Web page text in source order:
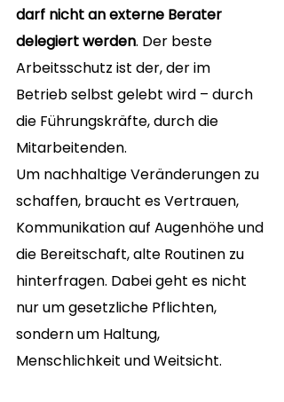
darf nicht an externe Berater
delegiert werden. Der beste
Arbeitsschutz ist der, der im
Betrieb selbst gelebt wird – durch
die Führungskräfte, durch die
Mitarbeitenden.
Um nachhaltige Veränderungen zu
schaffen, braucht es Vertrauen,
Kommunikation auf Augenhöhe und
die Bereitschaft, alte Routinen zu
hinterfragen. Dabei geht es nicht
nur um gesetzliche Pflichten,
sondern um Haltung,
Menschlichkeit und Weitsicht.